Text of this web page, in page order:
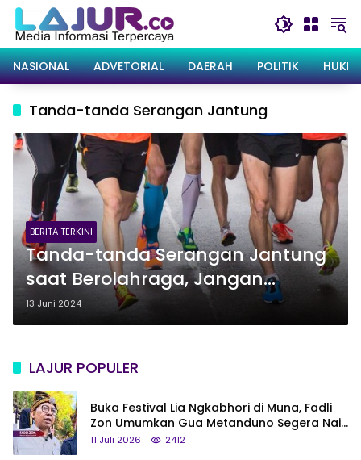
Langsung
konten
NASIONAL
ADVETORIAL DAERAH POLITIK
Tanda-tanda Serangan Jantung
BERITA TERKINI
Tanda-tanda Serangan Jantung
saat Berolahraga, Jangan
Dianggap Sepele!
13 Juni 2024
LAJUR POPULER
Buka Festival Lia Ngkabhori di Muna, Fadli
Zon Umumkan Gua Metanduno Segera Naik
Status Jadi Cagar Budaya Nasional
11 Juli 2026 2412